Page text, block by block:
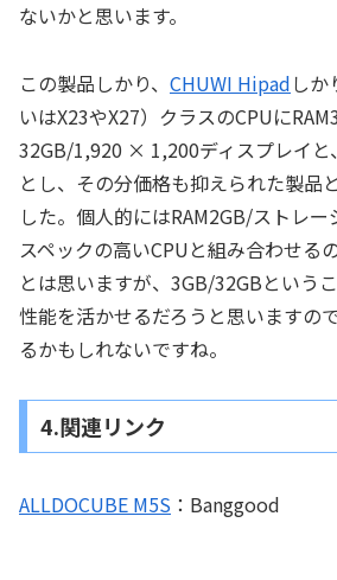
ないかと思います。
この製品しかり、 CHUWI Hipadしか
いはX23やX27）クラスのCPUに
32GB/1,920 × 1,200ディスプレイと
とし、その分価格も抑えられた製品
した。個人的にはRAM2GB/ストレ
スペックの高いCPUと組み合わせる
とは思いますが、3GB/32GBという
性能を活かせるだろうと思いますの
るかもしれないですね。
4.関連リンク
ALLDOCUBE M5S ：Banggood